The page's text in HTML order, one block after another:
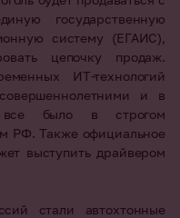
государственную
систему (ЕГАИС),
цепочку продаж.
ИТ-технологий
и в
все было в строгом
РФ. Также официальное
выступить драйвером
стали автохтонные